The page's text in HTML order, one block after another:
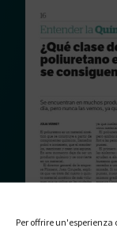
Per offrire
📰 Riflettori
Tarragona! 📰